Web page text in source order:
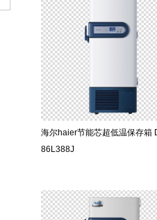
海尔haier节能芯超低温保存箱
86L388J